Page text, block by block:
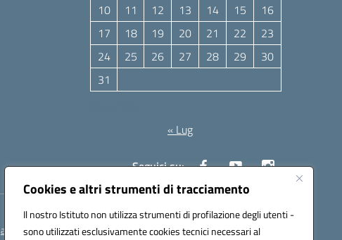
Cookies e altri strumenti di tracciamento
Il nostro Istituto non utilizza strumenti di profilazione degli utenti -
sono utilizzati esclusivamente cookies tecnici necessari al
10
11 12 13 14 15
16
17
18 19 20 21 22
23
24
25 26 27 28 29
30
31
« Lug
Seguici su:
anpc010006@pec.istruzione.it